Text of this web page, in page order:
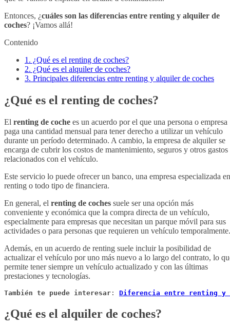
Entonces, ¿cuáles son las diferencias entre renting y alquiler de
coches? ¡Vamos allá!
Contenido
1. ¿Qué es el renting de coches?
2. ¿Qué es el alquiler de coches?
3. Principales diferencias entre renting y alquiler de coches
¿Qué es el renting de coches?
El renting de coche es un acuerdo por el que una persona o empresa
paga una cantidad mensual para tener derecho a utilizar un vehículo
durante un período determinado. A cambio, la empresa de alquiler se
encarga de cubrir los costos de mantenimiento, seguros y otros gastos
relacionados con el vehículo.
Este servicio lo puede ofrecer un banco, una empresa especializada en
renting o todo tipo de financiera.
En general, el renting de coches suele ser una opción más
conveniente y económica que la compra directa de un vehículo,
especialmente para empresas que necesitan un parque móvil para sus
actividades o para personas que requieren un vehículo temporalmente.
Además, en un acuerdo de renting suele incluir la posibilidad de
actualizar el vehículo por uno más nuevo a lo largo del contrato, lo
permite tener siempre un vehículo actualizado y con las últimas
prestaciones y tecnologías.
También te puede interesar : Diferencia entre renting y
¿Qué es el alquiler de coches?